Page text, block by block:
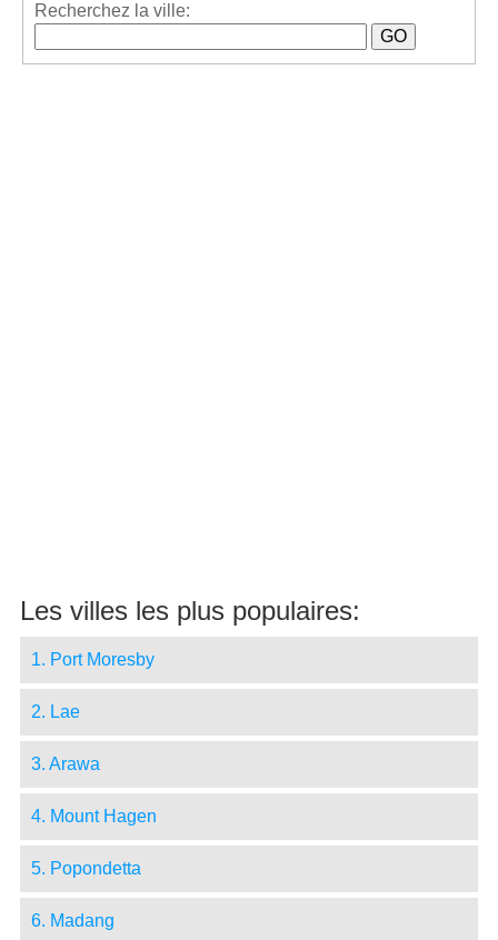
Recherchez la ville:
Les villes les plus populaires:
1. Port Moresby
2. Lae
3. Arawa
4. Mount Hagen
5. Popondetta
6. Madang